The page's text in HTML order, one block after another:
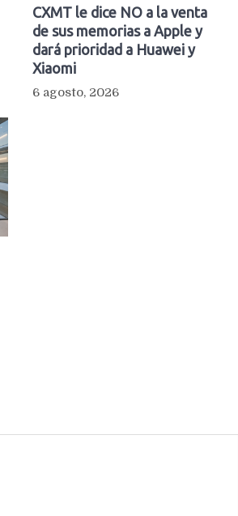
CXMT le dice NO a la venta
de sus memorias a Apple y
dará prioridad a Huawei y
Xiaomi
6 agosto, 2026